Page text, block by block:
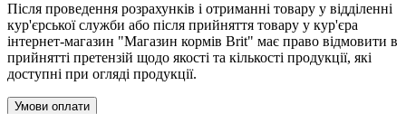
Після проведення розрахунків і отриманні товару у відділенні
кур'єрської служби або після прийняття товару у кур'єра
інтернет-магазин "Магазин кормів Brit" має право відмовити в
прийнятті претензій щодо якості та кількості продукції, які
доступні при огляді продукції.
Умови оплати